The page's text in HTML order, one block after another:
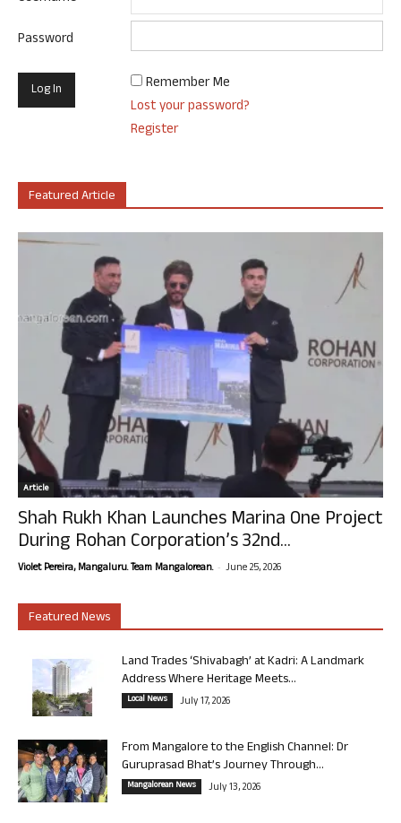
Password
Remember Me
Lost your password?
Register
Featured Article
Article
Shah Rukh Khan Launches Marina One Project
During Rohan Corporation’s 32nd...
Violet Pereira, Mangaluru. Team Mangalorean. - June 25, 2026
Featured News
Land Trades ‘Shivabagh’ at Kadri: A Landmark
Address Where Heritage Meets...
Local News July 17, 2026
From Mangalore to the English Channel: Dr
Guruprasad Bhat’s Journey Through...
Mangalorean News July 13, 2026